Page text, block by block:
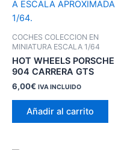
COCHES COLECCION EN
MINIATURA ESCALA 1/64
HOT WHEELS PORSCHE
904 CARRERA GTS
6,00€ IVA INCLUIDO
Añadir al carrito